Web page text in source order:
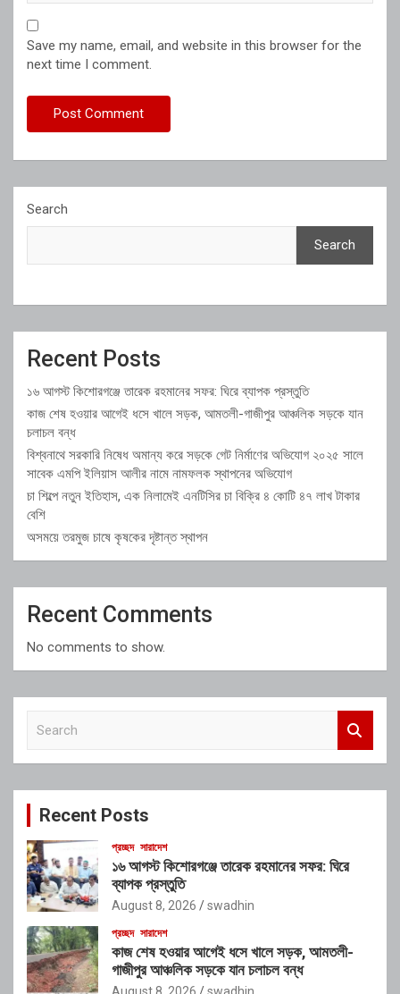
Save my name, email, and website in this browser for the
next time I comment.
Search
Search
Recent Posts
১৬ আগস্ট কিশোরগঞ্জে তারেক রহমানের সফর: ঘিরে ব্যাপক প্রস্তুতি
কাজ শেষ হওয়ার আগেই ধসে খালে সড়ক, আমতলী-গাজীপুর আঞ্চলিক সড়কে যান
চলাচল বন্ধ
বিশ্বনাথে সরকারি নিষেধ অমান্য করে সড়কে গেট নির্মাণের অভিযোগ ২০২৫ সালে
সাবেক এমপি ইলিয়াস আলীর নামে নামফলক স্থাপনের অভিযোগ
চা শিল্পে নতুন ইতিহাস, এক নিলামেই এনটিসির চা বিক্রি ৪ কোটি ৪৭ লাখ টাকার
বেশি
অসময়ে তরমুজ চাষে কৃষকের দৃষ্টান্ত স্থাপন
Recent Comments
No comments to show.
c
Recent Posts
প্রচ্ছদ সারাদেশ
১৬ আগস্ট কিশোরগঞ্জে তারেক রহমানের সফর: ঘিরে
ব্যাপক প্রস্তুতি
August 8, 2026 swadhin
প্রচ্ছদ সারাদেশ
কাজ শেষ হওয়ার আগেই ধসে খালে সড়ক, আমতলী-
গাজীপুর আঞ্চলিক সড়কে যান চলাচল বন্ধ
August 8, 2026 swadhin